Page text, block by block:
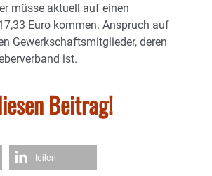
müsse aktuell auf einen
Euro kommen. Anspruch auf
Gewerkschaftsmitglieder, deren
ist.
Beitrag!
teilen